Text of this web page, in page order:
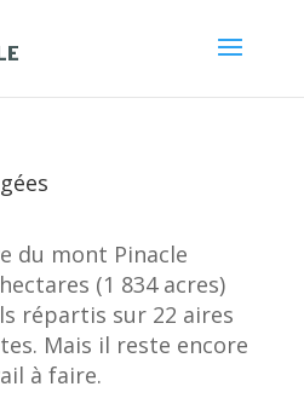
du mont Pinacle
(1 834 acres)
répartis sur 22 aires
Mais il reste encore
à faire.